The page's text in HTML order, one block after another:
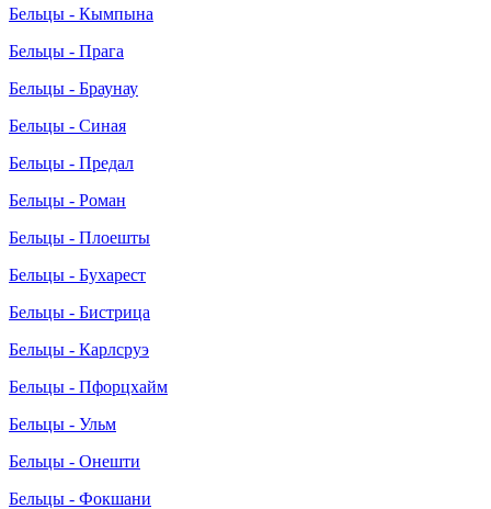
Бельцы - Кымпына
Бельцы - Прага
Бельцы - Браунау
Бельцы - Синая
Бельцы - Предал
Бельцы - Роман
Бельцы - Плоешты
Бельцы - Бухарест
Бельцы - Бистрица
Бельцы - Карлсруэ
Бельцы - Пфорцхайм
Бельцы - Ульм
Бельцы - Онешти
Бельцы - Фокшани